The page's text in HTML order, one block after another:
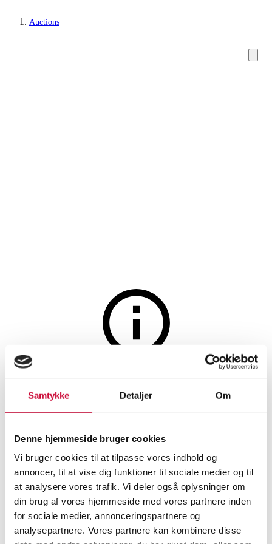
Samtykke Detaljer Om
Denne hjemmeside bruger cookies
Vi bruger cookies til at tilpasse vores indhold og
annoncer, til at vise dig funktioner til sociale medier og til
at analysere vores trafik. Vi deler også oplysninger om
din brug af vores hjemmeside med vores partnere inden
for sociale medier, annonceringspartnere og
analysepartnere. Vores partnere kan kombinere disse
Auctions
Rings
Diamond ring in 18 kt white
SHOWROOM
Roskilde
ESTIMATE
10,000
ITEM NUMBER
6546399
Description